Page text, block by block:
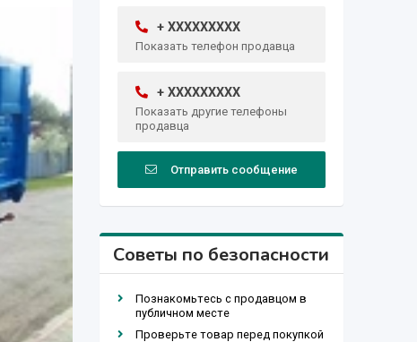
+ XXXXXXXXX
Показать телефон продавца
+ XXXXXXXXX
Показать другие телефоны
продавца
Отправить сообщение
Советы по безопасности
Познакомьтесь с продавцом в
публичном месте
Проверьте товар перед покупкой